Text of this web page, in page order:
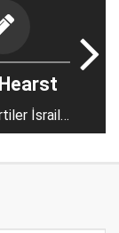
İsrail
bir